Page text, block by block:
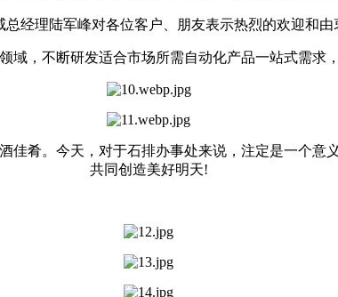
经理陆军峰对各位客户、朋友表示热烈的欢迎和由
，不断研发适合市场所需自动化产品一站式需求
肴。今天，对于石排办事处来说，注定是一个意
共同创造美好明天!